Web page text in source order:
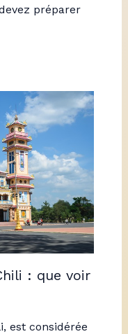
préparer
: que voir
est considérée